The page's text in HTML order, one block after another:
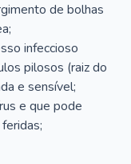
de bolhas
infeccioso
pilosos (raiz do
e sensível;
e que pode